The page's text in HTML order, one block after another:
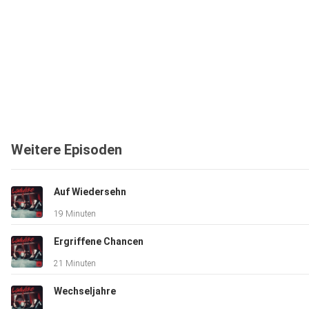
Weitere Episoden
Auf Wiedersehn
19 Minuten
Ergriffene Chancen
21 Minuten
Wechseljahre